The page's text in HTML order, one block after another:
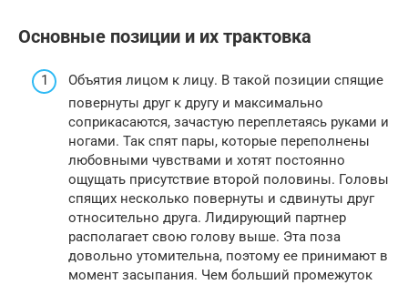
Основные позиции и их трактовка
Объятия лицом к лицу. В такой позиции спящие
повернуты друг к другу и максимально
соприкасаются, зачастую переплетаясь руками и
ногами. Так спят пары, которые переполнены
любовными чувствами и хотят постоянно
ощущать присутствие второй половины. Головы
спящих несколько повернуты и сдвинуты друг
относительно друга. Лидирующий партнер
располагает свою голову выше. Эта поза
довольно утомительна, поэтому ее принимают в
момент засыпания. Чем больший промежуток